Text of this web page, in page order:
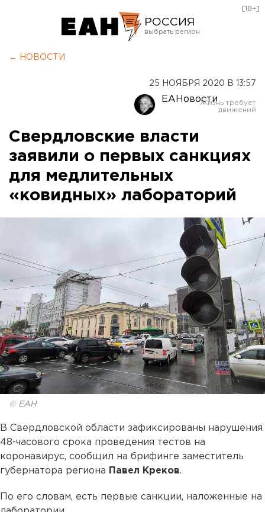
РОССИЯ
Оренбург
[18+]
← НОВОСТИ
25 НОЯБРЯ 2020 В 13:57
ЕАНовости
Свердловские власти
заявили о первых санкциях
для медлительных
«ковидных» лабораторий
© ЕАН
В Свердловской области зафиксированы нарушения
48-часового срока проведения тестов на
коронавирус, сообщил на брифинге заместитель
губернатора региона
Павел Креков.
По его словам, есть первые санкции, наложенные на